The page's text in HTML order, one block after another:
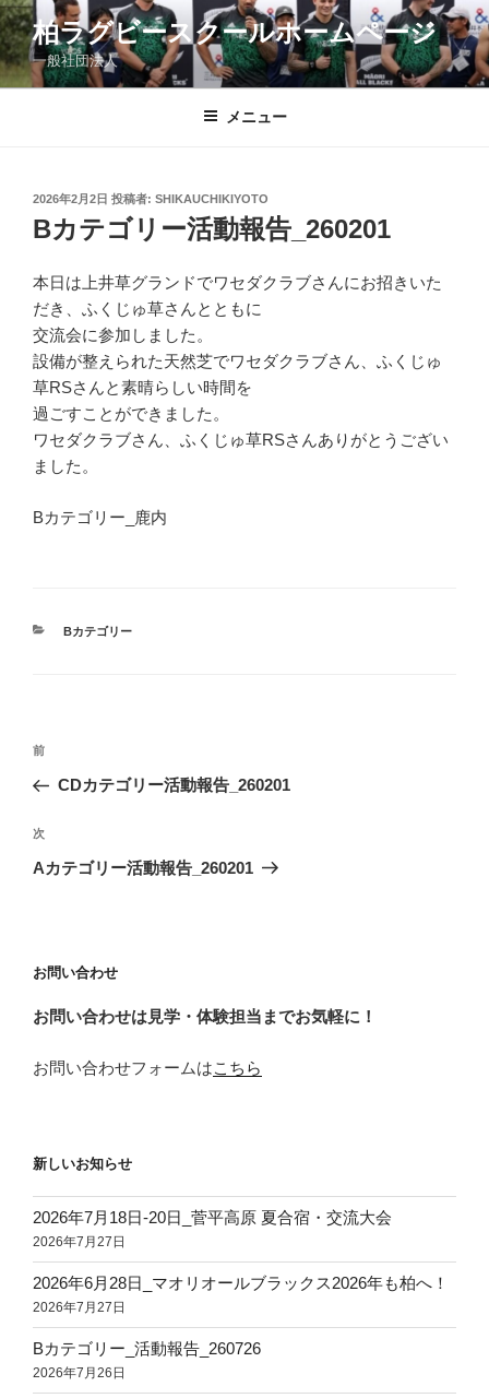
コ
ン
テ
ン
柏ラグビースクールホームページ
一般社団法人
メニュー
投
稿
日:
2026年2月2日 投稿者: SHIKAUCHIKIYOTO
Bカテゴリー活動報告_260201
本日は上井草グランドでワセダクラブさんにお招きいた
だき、ふくじゅ草さんとともに
交流会に参加しました。
設備が整えられた天然芝でワセダクラブさん、ふくじゅ
草RSさんと素晴らしい時間を
過ごすことができました。
ワセダクラブさん、ふくじゅ草RSさんありがとうござい
ました。
Bカテゴリー_鹿内
カ
Bカテゴリー
投
ナ
ビ
ゲ
ン
前
の
稿
前
CDカテゴリー活動報告_260201
次
の
次
Aカテゴリー活動報告_260201
お問い合わせ
お問い合わせは見学・体験担当までお気軽に！
お問い合わせフォームはこちら
新しいお知らせ
2026年7月18日‐20日_菅平高原 夏合宿・交流大会
2026年7月27日
2026年6月28日_マオリオールブラックス2026年も柏へ！
2026年7月27日
Bカテゴリー_活動報告_260726
2026年7月26日